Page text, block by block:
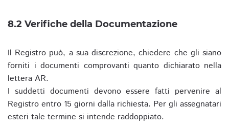
8.2 Verifiche della Documentazione
Il Registro può, a sua discrezione, chiedere che gli siano
forniti i documenti comprovanti quanto dichiarato nella
lettera AR.
I suddetti documenti devono essere fatti pervenire al
Registro entro 15 giorni dalla richiesta. Per gli assegnatari
esteri tale termine si intende raddoppiato.